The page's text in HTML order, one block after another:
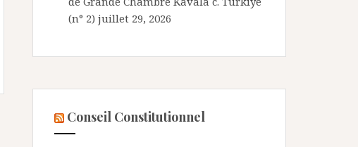
(n° 2) juillet 29, 2026
Conseil Constitutionnel